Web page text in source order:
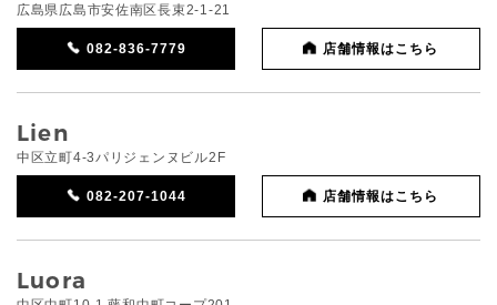
広島県広島市安佐南区長束2-1-21
082-836-7779 店舗情報はこちら
Lien
中区立町4-3パリジェンヌビル2F
082-207-1044 店舗情報はこちら
Luora